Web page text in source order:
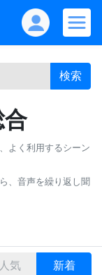
検索
よく利用するシーン
、音声を繰り返し聞
人気 新着